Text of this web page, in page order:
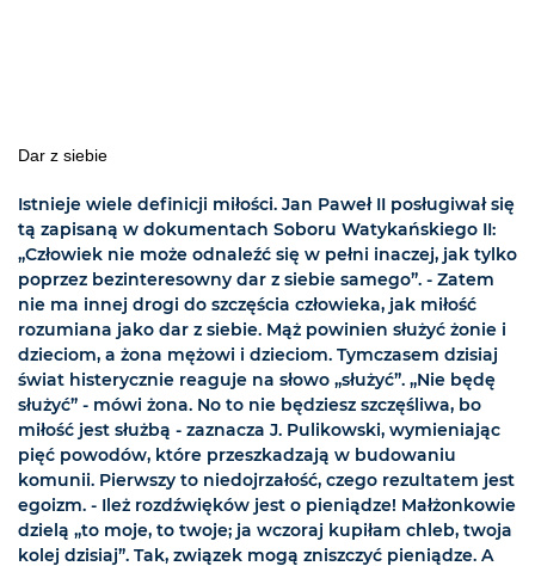
Dar z siebie
Istnieje wiele definicji miłości. Jan Paweł II posługiwał się
tą zapisaną w dokumentach Soboru Watykańskiego II:
„Człowiek nie może odnaleźć się w pełni inaczej, jak tylko
poprzez bezinteresowny dar z siebie samego”. - Zatem
nie ma innej drogi do szczęścia człowieka, jak miłość
rozumiana jako dar z siebie. Mąż powinien służyć żonie i
dzieciom, a żona mężowi i dzieciom. Tymczasem dzisiaj
świat histerycznie reaguje na słowo „służyć”. „Nie będę
służyć” - mówi żona. No to nie będziesz szczęśliwa, bo
miłość jest służbą - zaznacza J. Pulikowski, wymieniając
pięć powodów, które przeszkadzają w budowaniu
komunii. Pierwszy to niedojrzałość, czego rezultatem jest
egoizm. - Ileż rozdźwięków jest o pieniądze! Małżonkowie
dzielą „to moje, to twoje; ja wczoraj kupiłam chleb, twoja
kolej dzisiaj”. Tak, związek mogą zniszczyć pieniądze. A